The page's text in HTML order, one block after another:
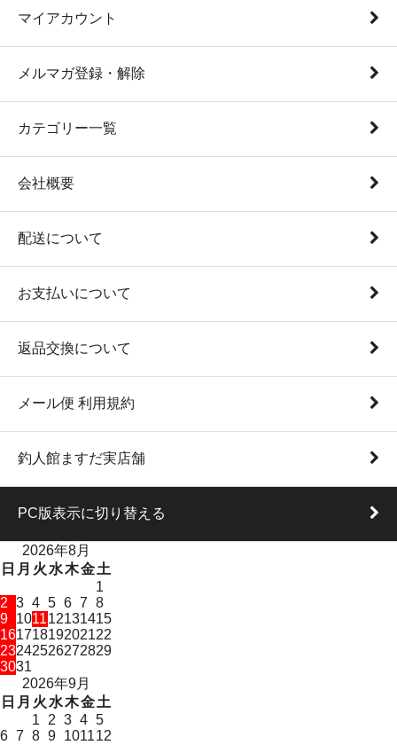
マイアカウント
メルマガ登録・解除
カテゴリー一覧
会社概要
配送について
お支払いについて
返品交換について
メール便 利用規約
釣人館ますだ実店舗
PC版表示に切り替える
2026年8月
日 月 火水木金土
1
2 3 4 5 6 7 8
9 101112131415
16171819202122
23242526272829
3031
2026年9月
日 月 火水木金土
1 2 3 4 5
6 7 8 9 101112